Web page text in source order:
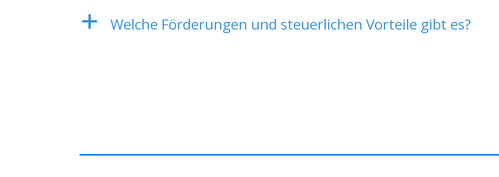
a Welche Förderungen und steuerlichen Vorteile gibt es?